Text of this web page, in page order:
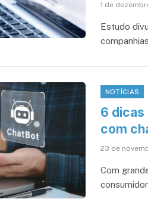
1 de
Estudo
NOTÍCIAS
6 dicas
com
23 de
Com